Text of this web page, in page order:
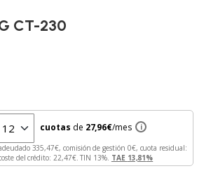
CT-230
cuotas de 27,96€/mes i
335,47 €, comisión de gestión 0
€, cuota residual:
coste del crédito: 22,47€. TIN 13%. TAE 13,81%